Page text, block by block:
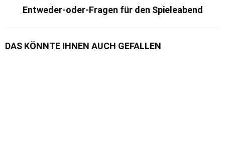
Entweder-oder-Fragen für den Spieleabend
DAS KÖNNTE IHNEN AUCH GEFALLEN